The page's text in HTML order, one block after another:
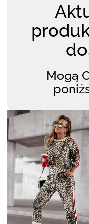
Mogą